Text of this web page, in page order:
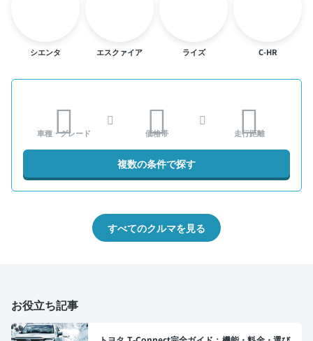
シエンタ エスクァイア ライズ C-HR
車種・グレード 価格帯 走行距離
複数の条件で探す
すべてのクルマを見る
お役立ち記事